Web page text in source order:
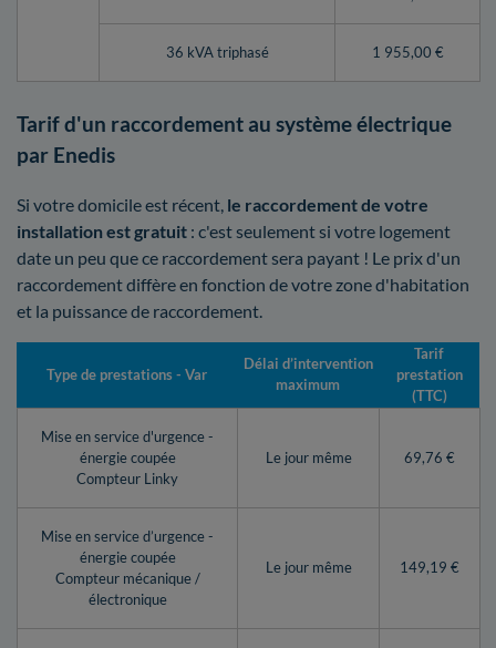
36 kVA triphasé 1 955,00 €
Tarif d'un raccordement au système électrique
par Enedis
Si votre domicile est récent, le raccordement de votre
installation est gratuit : c'est seulement si votre logement
date un peu que ce raccordement sera payant ! Le prix d'un
raccordement diffère en fonction de votre zone d'habitation
et la puissance de raccordement.
Type de prestations - Var
Délai d’intervention
maximum
Tarif
prestation
(TTC)
Mise en service d'urgence -
énergie coupée
Compteur Linky
Le jour même 69,76 €
Mise en service d’urgence -
énergie coupée
Compteur mécanique /
électronique
Le jour même 149,19 €